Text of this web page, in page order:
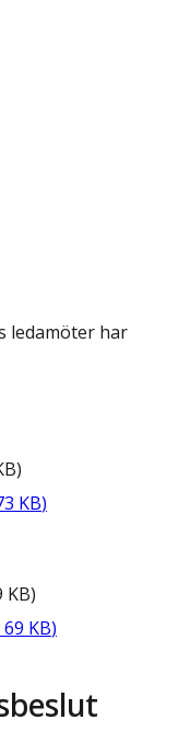
ledamöter har
)
KB)
KB)
69 KB)